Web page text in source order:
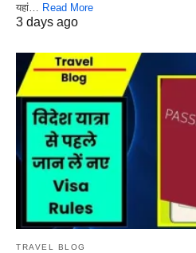
यहां…
Read More
3 days ago
TRAVEL BLOG